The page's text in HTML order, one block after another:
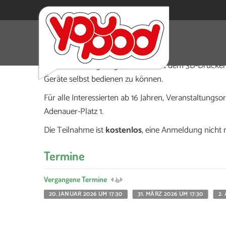
Eigene Projekte verwirklichen mit dem 3D-
Hier wird euch gezeigt, wie man mit dem 3D-
Geräte selbst bedienen zu können.
Für alle Interessierten ab 16 Jahren,
Adenauer-Platz 1.
Die Teilnahme istkostenlos, eine Anmeldung nicht
Termine
Vergangene Termine
20. JANUAR 2026 UM 17:30
31. MÄRZ 2026 UM 17:30 2.